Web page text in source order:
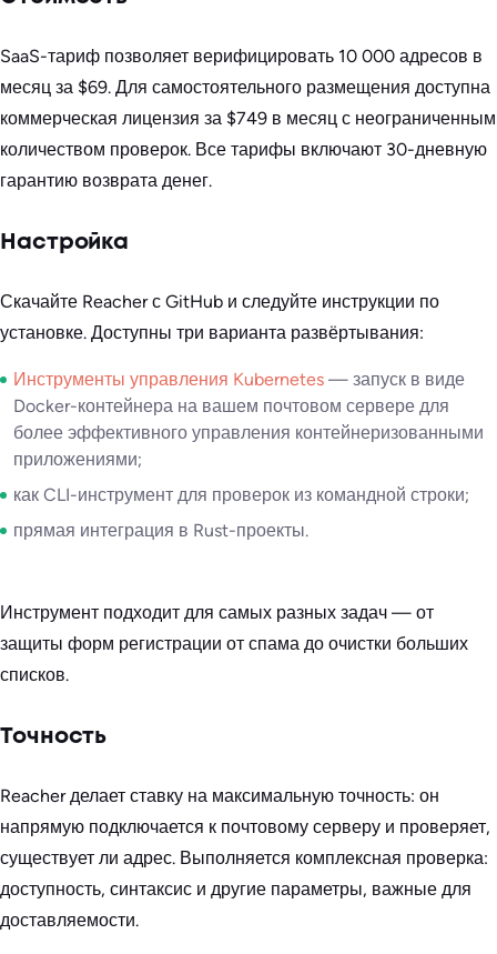
SaaS-тариф позволяет верифицировать 10 000 адресов в
месяц за $69. Для самостоятельного размещения доступна
коммерческая лицензия за $749 в месяц с неограниченным
количеством проверок. Все тарифы включают 30-дневную
гарантию возврата денег.
Настройка
Скачайте Reacher с GitHub и следуйте инструкции по
установке. Доступны три варианта развёртывания:
Инструменты управления Kubernetes — запуск в виде
Docker-контейнера на вашем почтовом сервере для
более эффективного управления контейнеризованными
приложениями;
как CLI-инструмент для проверок из командной строки;
прямая интеграция в Rust-проекты.
Инструмент подходит для самых разных задач — от
защиты форм регистрации от спама до очистки больших
списков.
Точность
Reacher делает ставку на максимальную точность: он
напрямую подключается к почтовому серверу и проверяет,
существует ли адрес. Выполняется комплексная проверка:
доступность, синтаксис и другие параметры, важные для
доставляемости.